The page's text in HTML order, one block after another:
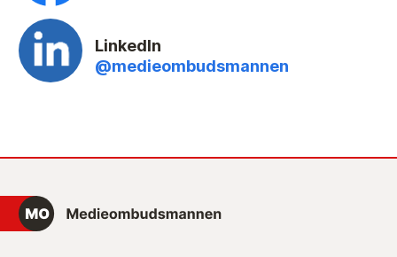
LinkedIn
@medieombudsmannen